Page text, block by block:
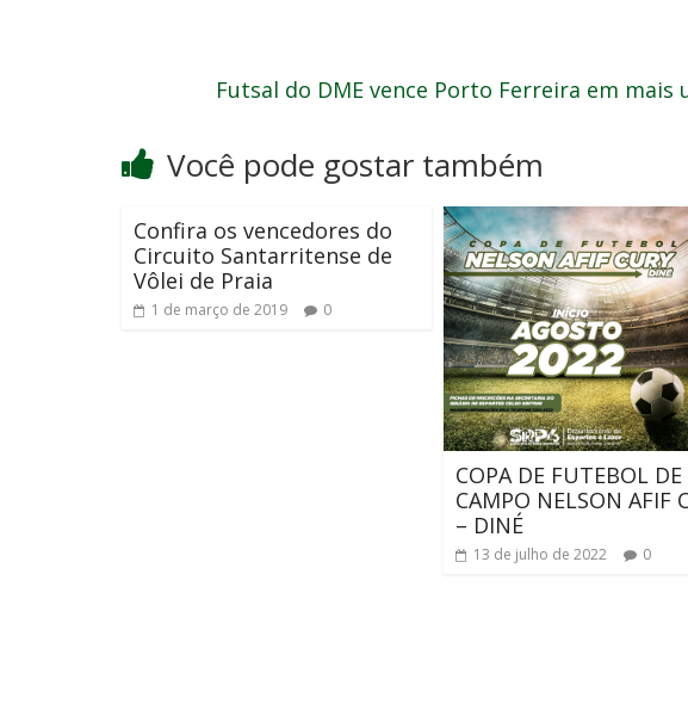
Futsal do DME vence Porto Ferreira em mais
Você pode gostar também
Confira os vencedores do
Circuito Santarritense de
Vôlei de Praia
1 de março de 2019 0
COPA DE FUTEBOL DE
CAMPO NELSON AFIF
– DINÉ
13 de julho de 2022 0